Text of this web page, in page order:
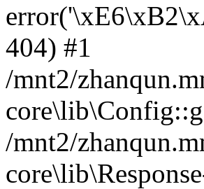
404) #1
/mnt2/
/mnt2/